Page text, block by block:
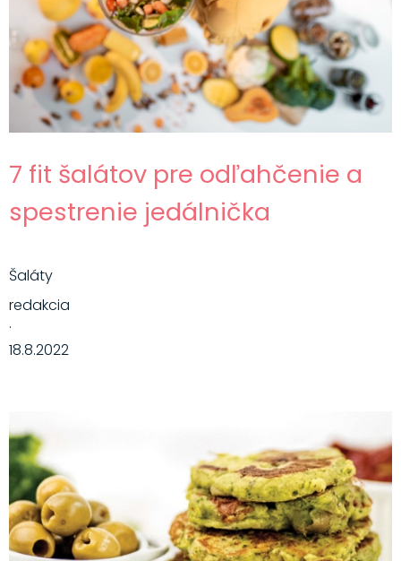
7 fit šalátov pre odľahčenie a
spestrenie jedálnička
Šaláty
redakcia
·
18.8.2022